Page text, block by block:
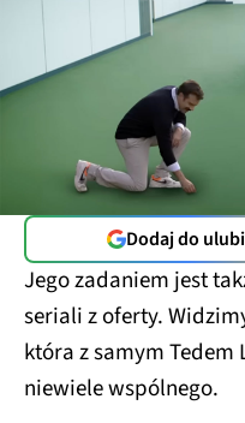
Dodaj do
Jego zadaniem jest
seriali z oferty.
która z samym Tedem
niewiele wspólnego.